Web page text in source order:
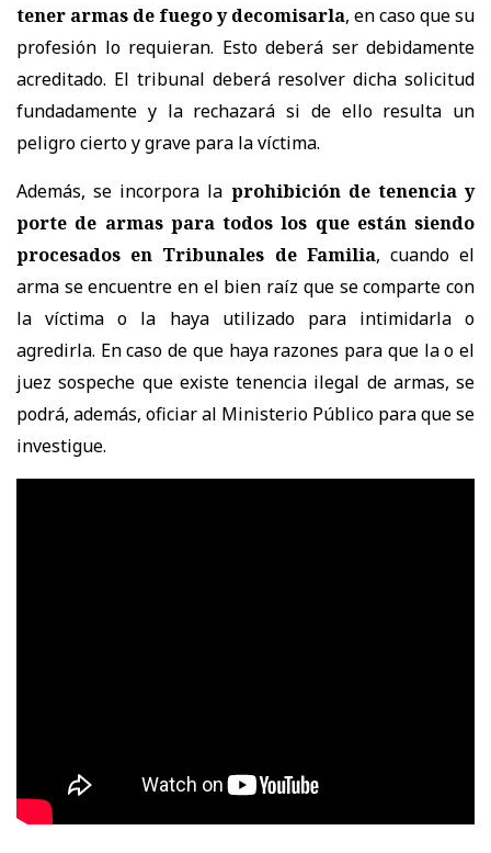
tener armas de fuego y decomisarla, en caso que su
profesión lo requieran. Esto deberá ser debidamente
acreditado. El tribunal deberá resolver dicha solicitud
fundadamente y la rechazará si de ello resulta un
peligro cierto y grave para la víctima.
Además, se incorpora la prohibición de tenencia y
porte de armas para todos los que están siendo
procesados en Tribunales de Familia, cuando el
arma se encuentre en el bien raíz que se comparte con
la víctima o la haya utilizado para intimidarla o
agredirla. En caso de que haya razones para que la o el
juez sospeche que existe tenencia ilegal de armas, se
podrá, además, oficiar al Ministerio Público para que se
investigue.